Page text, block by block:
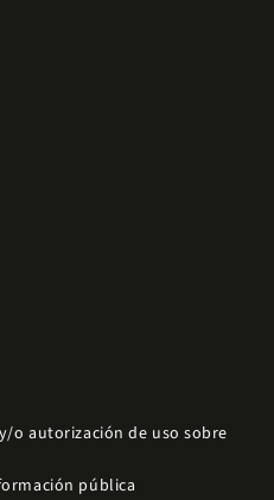
o autorización de uso sobre
pública